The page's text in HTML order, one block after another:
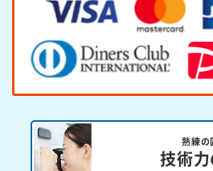
熟練の
技術